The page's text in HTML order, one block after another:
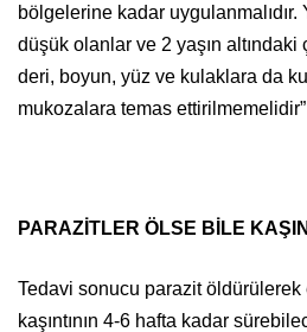
bölgelerine kadar uygulanmalıdır.
düşük olanlar ve 2 yaşın altındaki
deri, boyun, yüz ve kulaklara da
mukozalara temas
PARAZİTLER ÖLSE BİLE
Tedavi sonucu parazit
kaşıntının 4-6 hafta kadar